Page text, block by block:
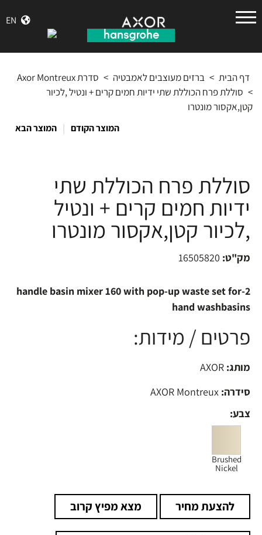
EN
גרואה
דף הבית > ברזים מעוצבים לאמבטיה > סדרת Axor Montreux
> סוללת פרח הכוללת שתי ידיות חמים קרים + ונטיל ,לכיור
קטן,אקסור מונטרו
המוצר הקודם | המוצר הבא
סוללת פרח הכוללת שתי
ידיות חמים קרים + ונטיל
,לכיור קטן,אקסור מונטרו
מק"ט: 16505820
2-handle basin mixer 160 with pop-up waste set for
hand washbasins
פרטים / מידות:
מותג:
סידרה:
צבע:
Brushed
Nickel
להצעת מחיר מצא מפיץ קרוב